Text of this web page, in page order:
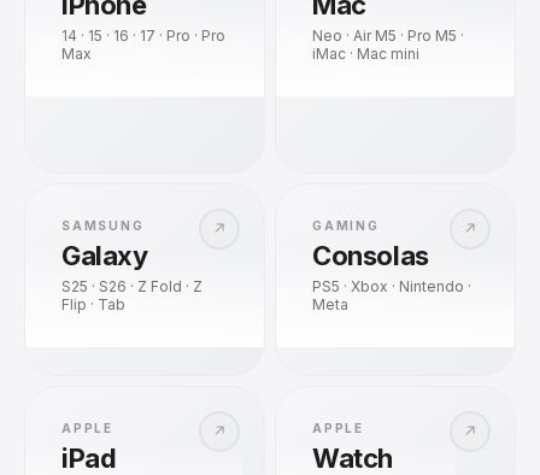
14 · 15 · 16 · 17 · Pro · Pro
Max
Neo · Air M5 · Pro M5 ·
iMac · Mac mini
↗
SAMSUNG
Galaxy
S25 · S26 · Z Fold · Z
Flip · Tab
↗
GAMING
Consolas
PS5 · Xbox · Nintendo ·
Meta
↗
APPLE
iPad
↗
APPLE
Watch